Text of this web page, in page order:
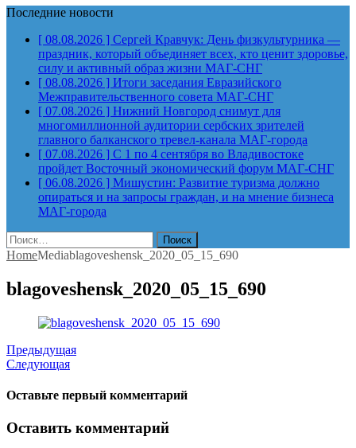
Последние новости
[ 08.08.2026 ] Сергей Кравчук: День физкультурника —
праздник, который объединяет всех, кто ценит здоровье,
силу и активный образ жизни МАГ-СНГ
[ 08.08.2026 ] Итоги заседания Евразийского
Межправительственного совета МАГ-СНГ
[ 07.08.2026 ] Нижний Новгород снимут для
многомиллионной аудитории сербских зрителей
главного балканского тревел-канала МАГ-города
[ 07.08.2026 ] С 1 по 4 сентября во Владивостоке
пройдет Восточный экономический форум МАГ-СНГ
[ 06.08.2026 ] Мишустин: Развитие туризма должно
опираться и на запросы граждан, и на мнение бизнеса
МАГ-города
Найти:
HomeMediablagoveshensk_2020_05_15_690
blagoveshensk_2020_05_15_690
Предыдущая
Следующая
Оставьте первый комментарий
Оставить комментарий